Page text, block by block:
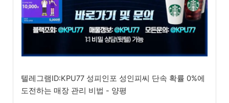
텔레그램ID:KPU77 성피인포 성인피씨 단속 확률 0%에
도전하는 매장 관리 비법 - 양평